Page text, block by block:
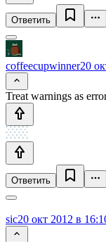
Ответить
coffeecupwinner20
Treat warnings as
Ответить
sic20 окт 2012 в